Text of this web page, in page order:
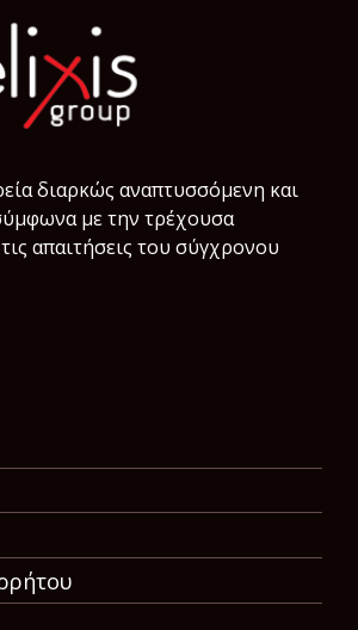
διαρκώς αναπτυσσόμενη και
µε την τρέχουσα
απαιτήσεις του σύγχρονου